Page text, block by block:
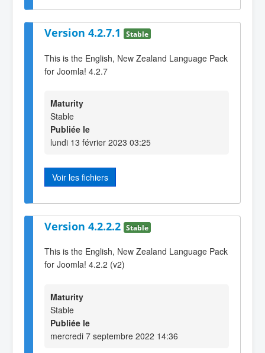
Version 4.2.7.1 Stable
This is the English, New Zealand Language Pack
for Joomla! 4.2.7
Maturity
Stable
Publiée le
lundi 13 février 2023 03:25
Voir les fichiers
Version 4.2.2.2 Stable
This is the English, New Zealand Language Pack
for Joomla! 4.2.2 (v2)
Maturity
Stable
Publiée le
mercredi 7 septembre 2022 14:36